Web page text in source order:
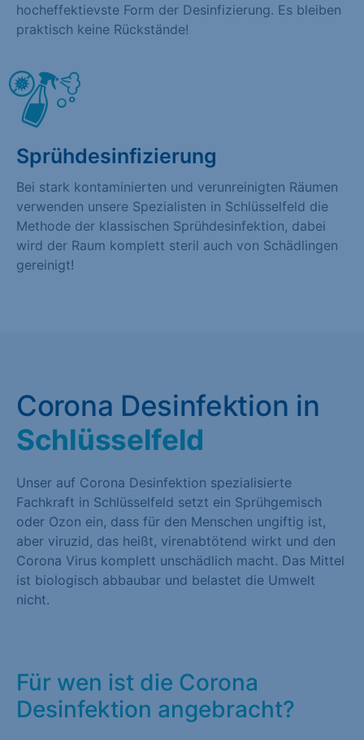
hocheffektievste Form der Desinfizierung. Es bleiben
praktisch keine Rückstände!
Sprühdesinfizierung
Bei stark kontaminierten und verunreinigten Räumen
verwenden unsere Spezialisten in Schlüsselfeld die
Methode der klassischen Sprühdesinfektion, dabei
wird der Raum komplett steril auch von Schädlingen
gereinigt!
Corona Desinfektion in
Schlüsselfeld
Unser auf Corona Desinfektion spezialisierte
Fachkraft in Schlüsselfeld setzt ein Sprühgemisch
oder Ozon ein, dass für den Menschen ungiftig ist,
aber viruzid, das heißt, virenabtötend wirkt und den
Corona Virus komplett unschädlich macht. Das Mittel
ist biologisch abbaubar und belastet die Umwelt
nicht.
Für wen ist die Corona
Desinfektion angebracht?